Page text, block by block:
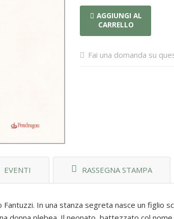
AGGIUNGI AL
CARRELLO
Fai una domanda su
EVENTI RASSEGNA STAMPA
Fantuzzi. In una stanza segreta nasce un figlio